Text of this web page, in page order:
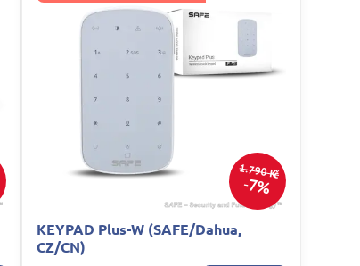
1.790 Kč
7%
KEYPAD Plus-W (SAFE/Dahua,
CZ/CN)